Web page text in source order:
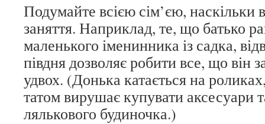
Подумайте всією сім’єю, наскільки
заняття. Наприклад, те, що батько
маленького іменинника із садка,
півдня дозволяє робити все, що він
удвох. (Донька катається на
татом вирушає купувати аксесуари
лялькового будиночка.)